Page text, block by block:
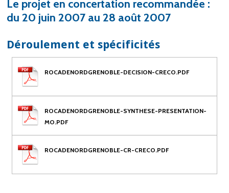
Le projet en concertation recommandée :
du 20 juin 2007 au 28 août 2007
Déroulement et spécificités
ROCADENORDGRENOBLE-DECISION-CRECO.PDF
ROCADENORDGRENOBLE-SYNTHESE-PRESENTATION-
MO.PDF
ROCADENORDGRENOBLE-CR-CRECO.PDF